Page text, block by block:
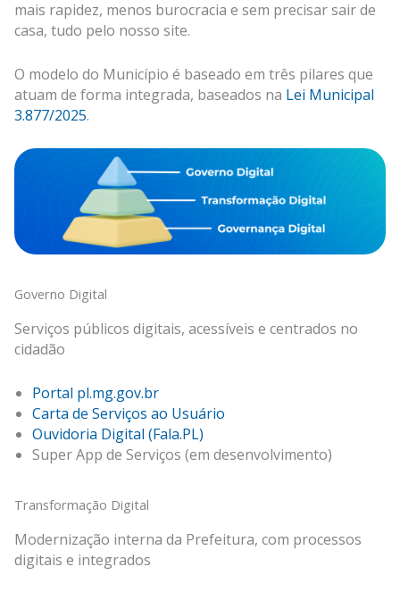
mais rapidez, menos burocracia e sem precisar sair de
casa, tudo pelo nosso site.
O modelo do Município é baseado em três pilares que
atuam de forma integrada, baseados na Lei Municipal
3.877/2025.
Governo Digital
Serviços públicos digitais, acessíveis e centrados no
cidadão
Portal pl.mg.gov.br
Carta de Serviços ao Usuário
Ouvidoria Digital (Fala.PL)
Super App de Serviços (em desenvolvimento)
Transformação Digital
Modernização interna da Prefeitura, com processos
digitais e integrados